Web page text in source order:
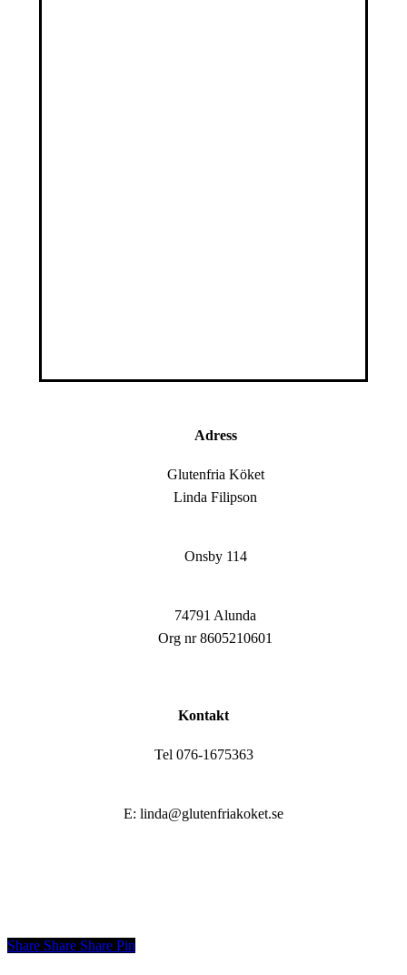
Adress
Glutenfria Köket
Linda Filipson
Onsby 114
74791 Alunda
Org nr 8605210601
Kontakt
Tel 076-1675363
E: linda@glutenfriakoket.se
Share
Share Share Share Pin